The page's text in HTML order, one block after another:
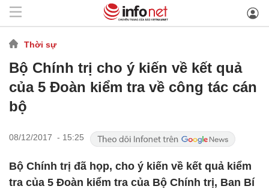
Thời sự
Bộ Chính trị cho ý kiến về kết quả
của 5 Đoàn kiểm tra về công tác cán
bộ
08/12/2017 - 15:25
Bộ Chính trị đã họp, cho ý kiến về kết quả kiểm
tra của 5 Đoàn kiểm tra của Bộ Chính trị, Ban Bí